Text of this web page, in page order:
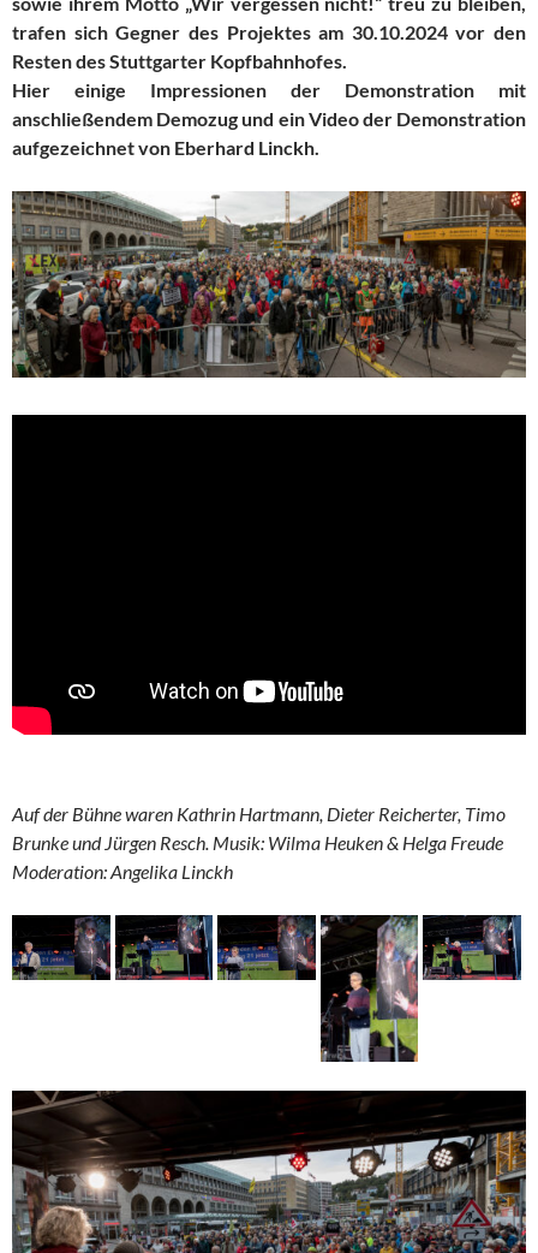
trafen sich Gegner des Projektes am 30.10.2024 vor den
Resten des Stuttgarter Kopfbahnhofes.
Hier einige Impressionen der Demonstration mit
anschließendem Demozug und ein Video der Demonstration
aufgezeichnet von Eberhard Linckh.
Auf der Bühne waren Kathrin Hartmann, Dieter Reicherter, Timo
Brunke und Jürgen Resch. Musik: Wilma Heuken & Helga Freude
Moderation: Angelika Linckh